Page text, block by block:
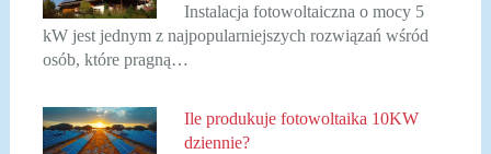
Instalacja fotowoltaiczna o mocy 5
kW jest jednym z najpopularniejszych rozwiązań wśród
osób, które pragną…
Ile produkuje fotowoltaika 10KW
dziennie?